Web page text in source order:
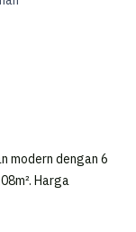
modern dengan 6
Harga